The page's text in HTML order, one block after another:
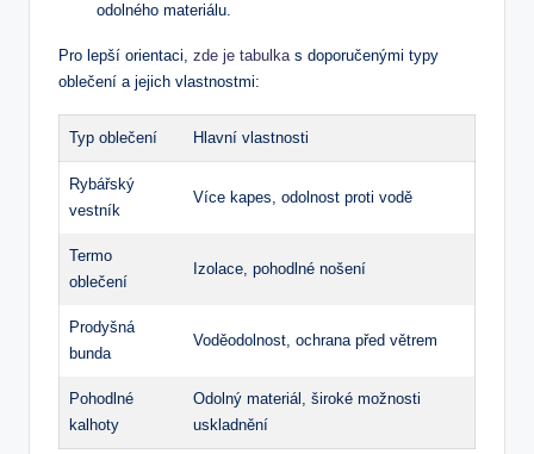
odolného ‌materiálu.
Pro⁣ lepší orientaci, zde ‌je tabulkas doporučenými⁢ typy
oblečení ⁢a jejich‍ vlastnostmi:
Typ oblečení Hlavní‌ vlastnosti
Rybářský
vestník
Více kapes, odolnost‍ proti⁢ vodě
Termo
oblečení
Izolace, ⁤pohodlné nošení
Prodyšná
bunda
Voděodolnost, ochrana před větrem
Pohodlné
kalhoty
Odolný materiál, široké možnosti
⁤uskladnění